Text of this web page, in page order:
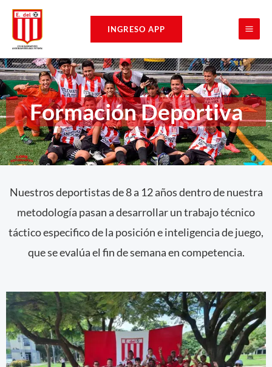
contenido
INGRESO APP
Formación Deportiva
Nuestros deportistas de 8 a 12 años dentro de nuestra
metodología pasan a desarrollar un trabajo técnico
táctico especifico de la posición e inteligencia de juego,
que se evalúa el fin de semana en competencia.